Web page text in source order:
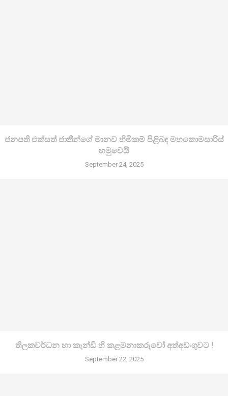
ජනපති එක්සත් ජාතීන්ගේ මානව හිමිකම් පිළිබඳ මහකොමසාරිස්
හමුවෙයි
September 24, 2025
තිලකවර්ධන හා කැන්ඩි හි කළමනාකරුවෝ අත්අඩංගුවට !
September 22, 2025